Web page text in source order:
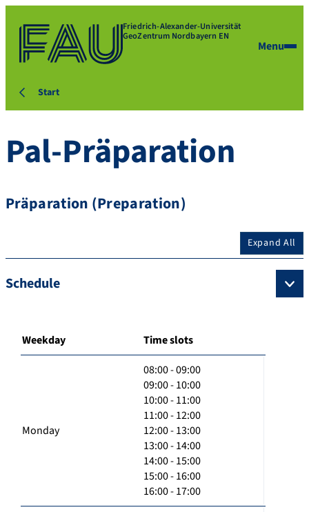
Friedrich-Alexander-Universität
GeoZentrum Nordbayern EN
Menu
Start
Pal-Präparation
Präparation (Preparation)
Expand All
Schedule
Weekday Time slots
Monday
08:00 - 09:00
09:00 - 10:00
10:00 - 11:00
11:00 - 12:00
12:00 - 13:00
13:00 - 14:00
14:00 - 15:00
15:00 - 16:00
16:00 - 17:00